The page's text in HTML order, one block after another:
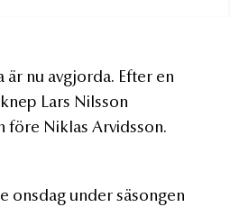
är nu avgjorda. Efter en
Lars Nilsson
före Niklas Arvidsson.
onsdag under säsongen